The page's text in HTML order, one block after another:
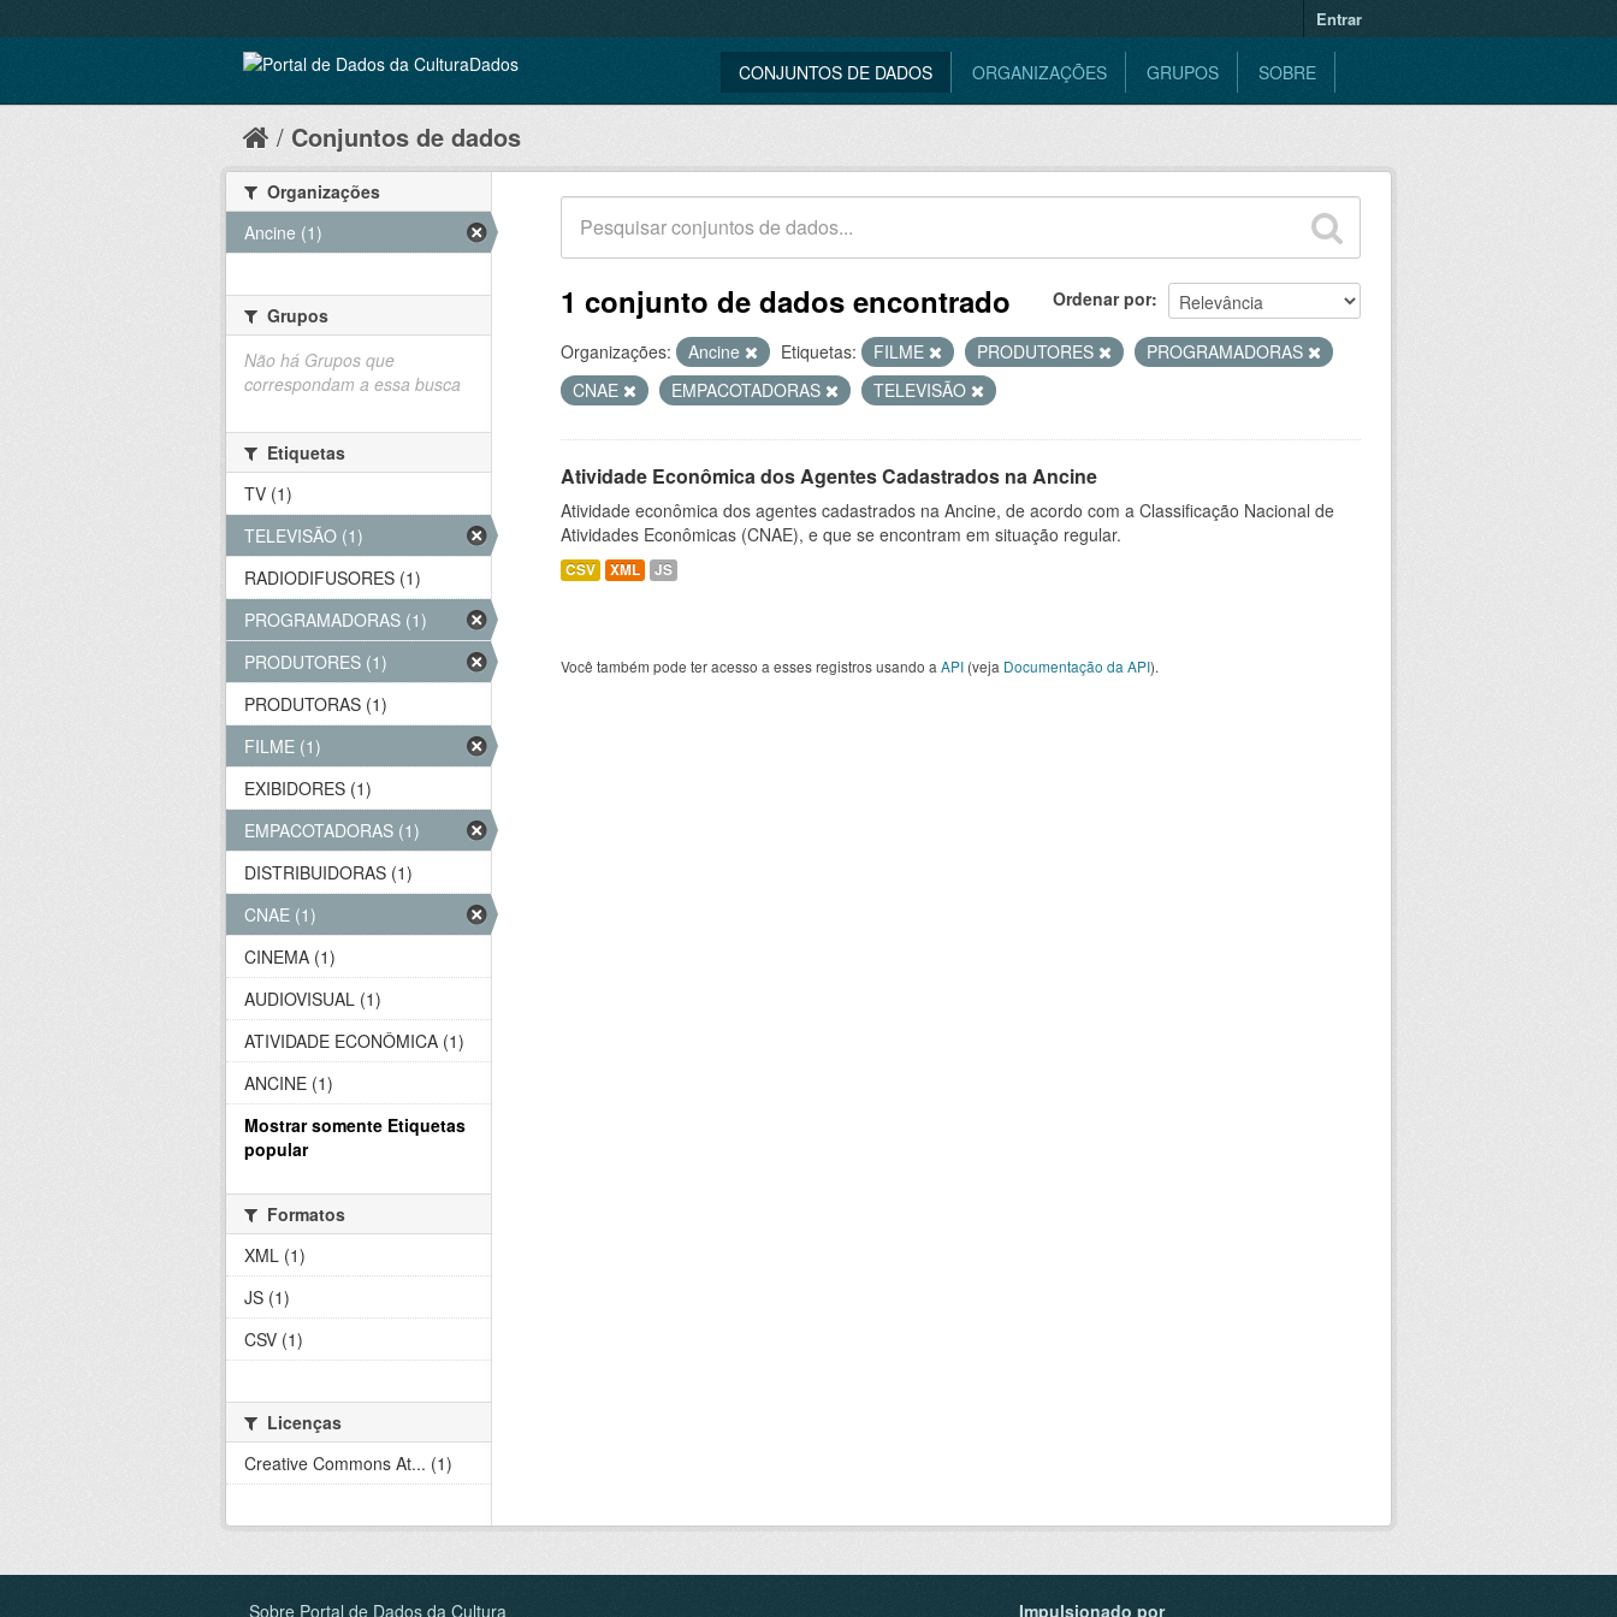
Entrar
CONJUNTOS DE DADOS ORGANIZAÇÕES GRUPOS SOBRE
Conjuntos de dados
Ordenar por
1 conjunto de dados encontrado
Organizações: Ancine Etiquetas: FILME PRODUTORES
PROGRAMADORAS
CNAE
EMPACOTADORAS TELEVISÃO
Atividade Econômica dos Agentes Cadastrados na Ancine
Atividade econômica dos agentes cadastrados na Ancine, de acordo com a Classificação Nacional de
Atividades Econômicas (CNAE), e que se encontram em situação regular.
CSV XML JS
Você também pode ter acesso a esses registros usando a API (veja Documentação da API).
Organizações
Ancine (1)
Grupos
Não há Grupos que
correspondam a essa busca
Etiquetas
TV (1)
TELEVISÃO (1)
RADIODIFUSORES (1)
PROGRAMADORAS (1)
PRODUTORES (1)
PRODUTORAS (1)
FILME (1)
EXIBIDORES (1)
EMPACOTADORAS (1)
DISTRIBUIDORAS (1)
CNAE (1)
CINEMA (1)
AUDIOVISUAL (1)
ATIVIDADE ECONÔMICA (1)
ANCINE (1)
Mostrar somente Etiquetas
popular
Formatos
XML (1)
JS (1)
CSV (1)
Licenças
Creative Commons At... (1)
Sobre Portal de Dados da Cultura Impulsionado por